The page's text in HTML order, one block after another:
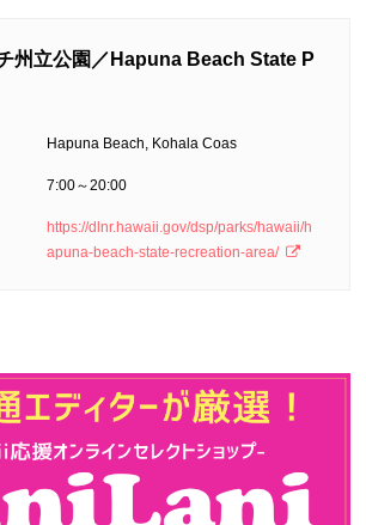
州立公園／Hapuna Beach State P
Hapuna Beach, Kohala Coas
7:00～20:00
https://dlnr.hawaii.gov/dsp/parks/hawaii/h
apuna-beach-state-recreation-area/